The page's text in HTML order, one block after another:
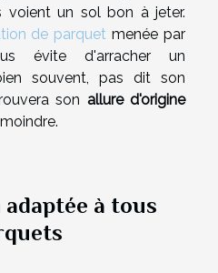
voient un sol bon à jeter.
de parquet menée par
évite d'arracher un
souvent, pas dit son
son allure d'origine
à tous